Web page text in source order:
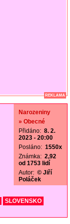
REKLAMA
Narozeniny
» Obecné
Přidáno: 8. 2.
2023 - 20:00
Posláno: 1550x
Známka: 2,92
od 1753 lidí
Autor: © Jiří
Poláček
SLOVENSKO